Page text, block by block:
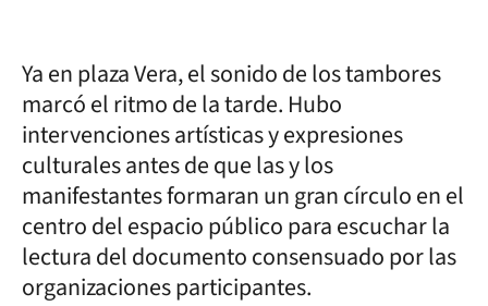
Ya en plaza Vera, el sonido de los tambores
marcó el ritmo de la tarde. Hubo
intervenciones artísticas y expresiones
culturales antes de que las y los
manifestantes formaran un gran círculo en el
centro del espacio público para escuchar la
lectura del documento consensuado por las
organizaciones participantes.